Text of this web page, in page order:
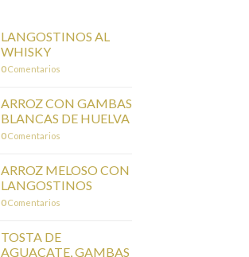
LANGOSTINOS AL
WHISKY
0Comentarios
ARROZ CON GAMBAS
BLANCAS DE HUELVA
0Comentarios
ARROZ MELOSO CON
LANGOSTINOS
0Comentarios
TOSTA DE
AGUACATE, GAMBAS